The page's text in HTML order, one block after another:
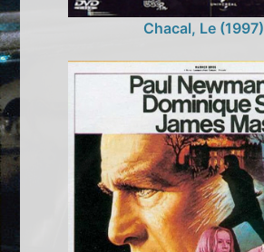
Chacal, Le (1997)